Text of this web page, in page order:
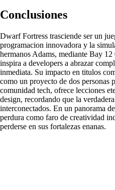
Conclusiones
Dwarf Fortress trasciende ser un
programacion innovadora y la
hermanos Adams, mediante Bay
inspira a developers a abrazar
inmediata. Su impacto en titulos
como un proyecto de dos personas
comunidad tech, ofrece lecciones
design, recordando que la
interconectados. En un panorama
perdura como faro de creatividad
perderse en sus fortalezas enanas.